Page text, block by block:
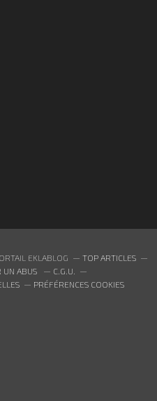
EKLABLOG
TOP ARTICLES
UN ABUS
C.G.U.
PRÉFÉRENCES COOKIES